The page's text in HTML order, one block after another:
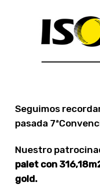
Seguimos
pasada
Nuestro
palet con
gold.